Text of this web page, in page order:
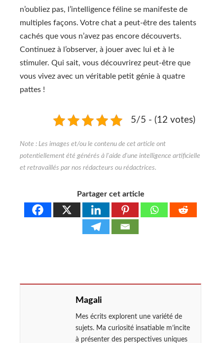
n’oubliez pas, l’intelligence féline se manifeste de
multiples façons. Votre chat a peut-être des talents
cachés que vous n’avez pas encore découverts.
Continuez à l’observer, à jouer avec lui et à le
stimuler. Qui sait, vous découvrirez peut-être que
vous vivez avec un véritable petit génie à quatre
pattes !
5/5 - (12 votes)
Partager cet article
Magali
Mes écrits explorent une variété de
sujets. Ma curiosité insatiable m’incite
à présenter des perspectives uniques